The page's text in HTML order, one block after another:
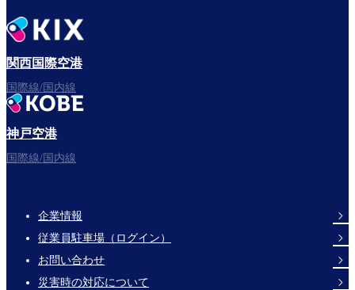
関西国際空港
国際線/国内線
神戸空港
国際線/国内線
Footer
Links
企業情報
従業員駐車場（ログイン）
お問い合わせ
災害時の対応について